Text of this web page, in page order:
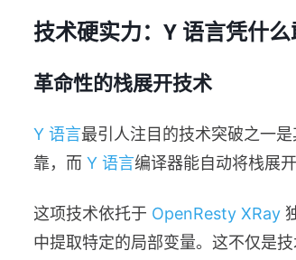
技术硬实力：Y 语言凭什么
革命性的栈展开技术
Y 语言最引人注目的技术突破之一
靠，而 Y 语言编译器能自动将栈展
这项技术依托于 OpenResty XRay
中提取特定的局部变量。这不仅是